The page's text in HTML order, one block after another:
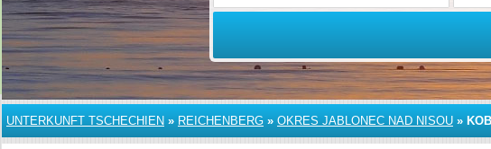
UNTERKUNFT TSCHECHIEN » REICHENBERG » OKRES JABLONEC NAD NISOU »